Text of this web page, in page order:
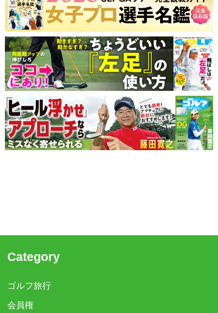
Category
ゴルフ旅行
会員権